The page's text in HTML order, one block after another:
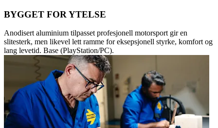
BYGGET FOR YTELSE
Anodisert aluminium tilpasset profesjonell motorsport gir en
slitesterk, men likevel lett ramme for eksepsjonell styrke, komfort og
lang levetid. Base (PlayStation/PC).